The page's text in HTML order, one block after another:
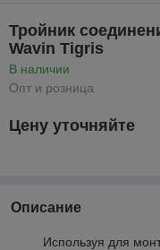
Тройник
Wavin Tigris
В наличии
Опт и розница
Цену уточняйте
Описание
Используя для